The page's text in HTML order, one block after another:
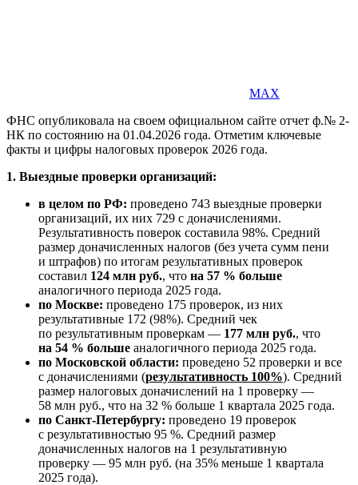
MAX
ФНС опубликовала на своем официальном сайте отчет ф.№ 2-
НК по состоянию на 01.04.2026 года. Отметим ключевые
факты и цифры налоговых проверок 2026 года.
1. Выездные проверки организаций:
в целом по РФ: проведено 743 выездные проверки
организаций, их них 729 с доначислениями.
Результативность поверок составила 98%. Средний
размер доначисленных налогов (без учета сумм пени
и штрафов) по итогам результативных проверок
составил 124 млн руб., что на 57 % больше
аналогичного периода 2025 года.
по Москве: проведено 175 проверок, из них
результативные 172 (98%). Средний чек
по результативным проверкам — 177 млн руб., что
на 54 % больше аналогичного периода 2025 года.
по Московской области: проведено 52 проверки и все
с доначислениями (результативность 100%). Средний
размер налоговых доначислений на 1 проверку —
58 млн руб., что на 32 % больше 1 квартала 2025 года.
по Санкт-Петербургу: проведено 19 проверок
с результативностью 95 %. Средний размер
доначисленных налогов на 1 результативную
проверку — 95 млн руб. (на 35% меньше 1 квартала
2025 года).